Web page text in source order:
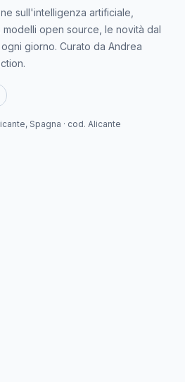
sull'intelligenza artificiale,
modelli open source, le novità dal
giorno. Curato da Andrea
Spagna · cod. Alicante